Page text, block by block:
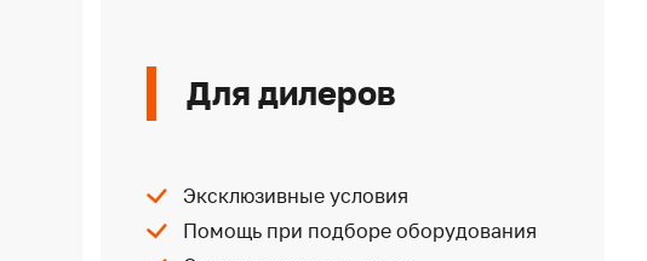
Для дилеров
Эксклюзивные условия
Помощь при подборе оборудования